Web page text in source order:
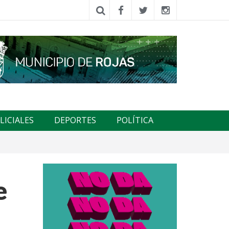
DEPORTES POLÍTICA